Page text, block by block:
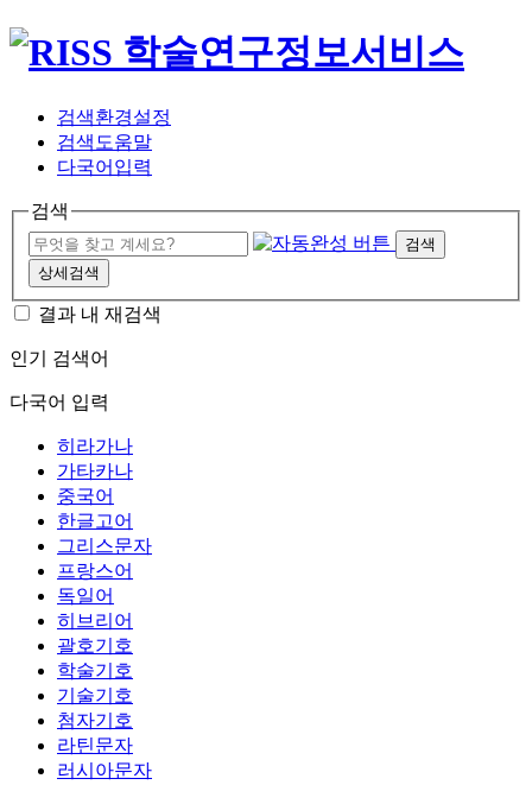
검색환경설정
검색도움말
다국어입력
검색
검색
상세검색
결과 내 재검색
인기 검색어
다국어 입력
히라가나
가타카나
중국어
한글고어
그리스문자
프랑스어
독일어
히브리어
괄호기호
학술기호
기술기호
첨자기호
라틴문자
러시아문자